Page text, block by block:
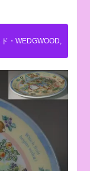
・WEDGWOOD,